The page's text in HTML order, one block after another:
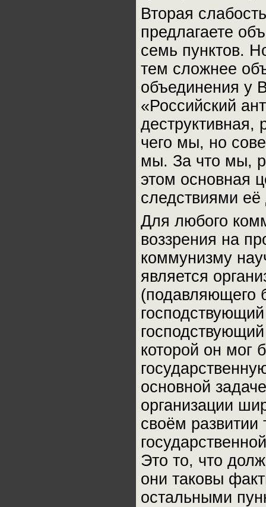
Вторая
предлагаете
семь пунктов.
тем сложнее
объединения у
«Российский
деструктивная,
чего мы, но
мы. За что мы,
этом основная
следствиями
Для любого
воззрения на
коммунизму
является
(подавляющего
которой он мог
основной
организации
своём
Это то, что
они таковы
остальными